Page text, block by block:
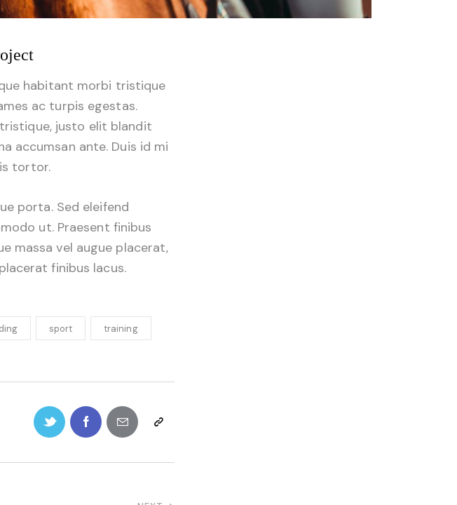
habitant morbi tristique
ac turpis egestas.
justo elit blandit
accumsan ante. Duis id mi
tortor.
porta. Sed eleifend
ut. Praesent finibus
massa vel augue placerat,
finibus lacus.
sport training